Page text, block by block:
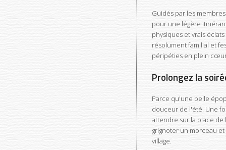
Guidés par les
pour une légère
physiques et vrais
résolument familial et
péripéties en plein
Prolongez la
Parce qu'une belle
douceur de l'été. Une
attendre sur la place de
grignoter un morceau
village.